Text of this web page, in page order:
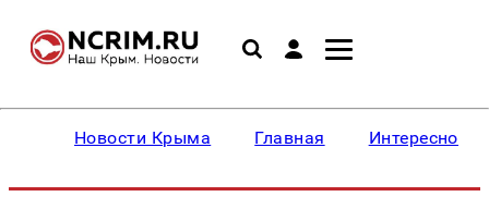
Новости Крыма Главная Интересное